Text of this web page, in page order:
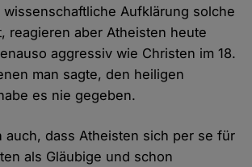
Aufklärung solche
reagieren aber Atheisten heute
aggressiv wie Christen im 18.
man sagte, den heiligen
es nie gegeben.
auch, dass Atheisten sich per se für
als Gläubige und schon